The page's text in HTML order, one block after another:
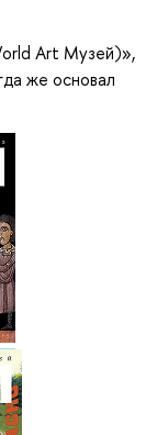
Art Mузей)»,
же основал